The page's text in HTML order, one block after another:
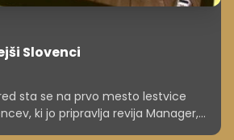
Slovenci
sta se na prvo mesto lestvice
ki jo pripravlja revija Manager,
podjetja Outfit7.